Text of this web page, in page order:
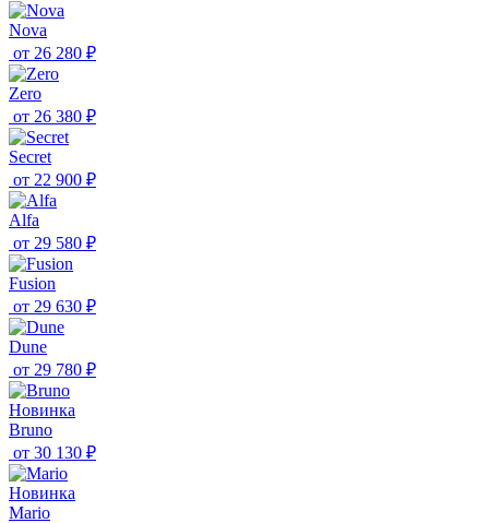
Nova
от 26 280 ₽
Zero
от 26 380 ₽
Secret
от 22 900 ₽
Alfa
от 29 580 ₽
Fusion
от 29 630 ₽
Dune
от 29 780 ₽
Новинка
Bruno
от 30 130 ₽
Новинка
Mario